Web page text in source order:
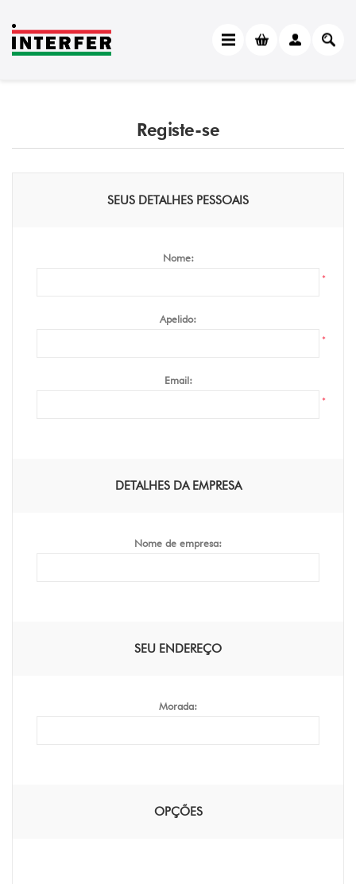
Registe-se
SEUS DETALHES PESSOAIS
Nome:
*
Apelido:
*
Email:
*
DETALHES DA EMPRESA
Nome de empresa:
SEU ENDEREÇO
Morada:
OPÇÕES